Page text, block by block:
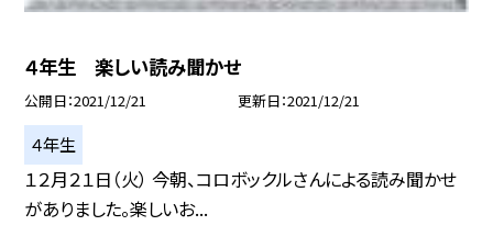
４年生 楽しい読み聞かせ
公開日 2021/12/21 更新日 2021/12/21
４年生
１２月２１日（火） 今朝、コロボックルさんによる読み聞かせ
がありました。楽しいお...